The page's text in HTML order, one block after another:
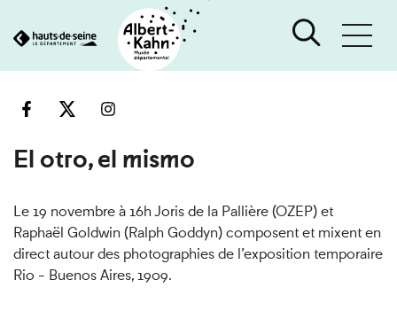
au
El otro, el mismo
Le 19 novembre à 16h Joris de la Pallière (OZEP) et
Raphaël Goldwin (Ralph Goddyn) composent et mixent en
direct autour des photographies de l’exposition temporaire
Rio - Buenos Aires, 1909.
Cookies et traceurs utilisés sur ce site